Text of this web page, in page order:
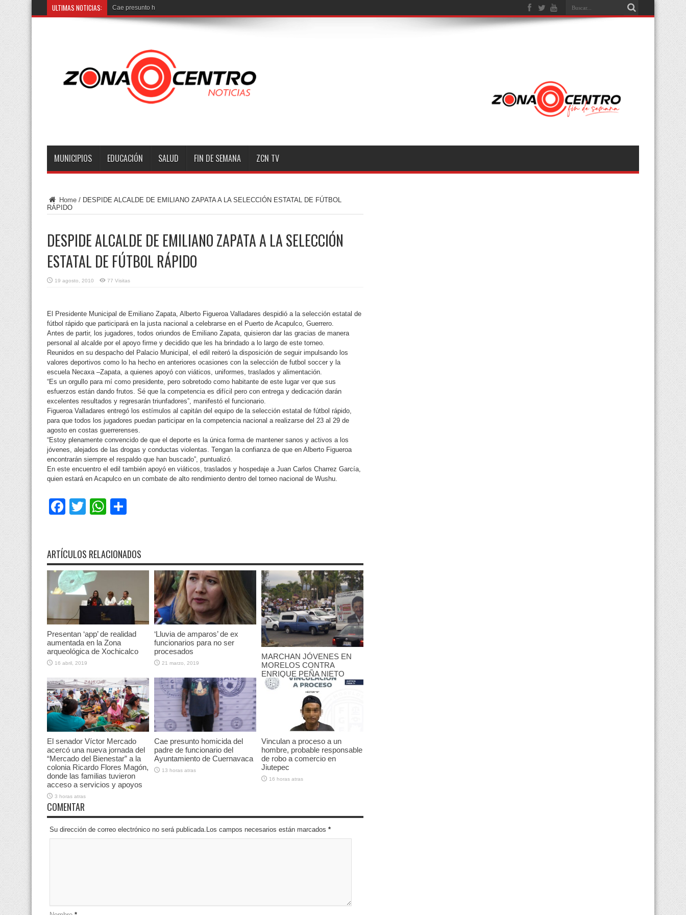
ULTIMAS NOTICIAS: Cae presunto homicida del padre de funcionario del
MUNICIPIOS EDUCACIÓN SALUD FIN DE SEMANA ZCN TV
Home / DESPIDE ALCALDE DE EMILIANO ZAPATA A LA SELECCIÓN ESTATAL DE FÚTBOL
RÁPIDO
DESPIDE ALCALDE DE EMILIANO ZAPATA A LA SELECCIÓN
ESTATAL DE FÚTBOL RÁPIDO
19 agosto, 2010 77 Visitas
El Presidente Municipal de Emiliano Zapata, Alberto Figueroa Valladares despidió a la selección estatal de
fútbol rápido que participará en la justa nacional a celebrarse en el Puerto de Acapulco, Guerrero.
Antes de partir, los jugadores, todos oriundos de Emiliano Zapata, quisieron dar las gracias de manera
personal al alcalde por el apoyo firme y decidido que les ha brindado a lo largo de este torneo.
Reunidos en su despacho del Palacio Municipal, el edil reiteró la disposición de seguir impulsando los
valores deportivos como lo ha hecho en anteriores ocasiones con la selección de futbol soccer y la
escuela Necaxa –Zapata, a quienes apoyó con viáticos, uniformes, traslados y alimentación.
“Es un orgullo para mí como presidente, pero sobretodo como habitante de este lugar ver que sus
esfuerzos están dando frutos. Sé que la competencia es difícil pero con entrega y dedicación darán
excelentes resultados y regresarán triunfadores”, manifestó el funcionario.
Figueroa Valladares entregó los estímulos al capitán del equipo de la selección estatal de fútbol rápido,
para que todos los jugadores puedan participar en la competencia nacional a realizarse del 23 al 29 de
agosto en costas guerrerenses.
“Estoy plenamente convencido de que el deporte es la única forma de mantener sanos y activos a los
jóvenes, alejados de las drogas y conductas violentas. Tengan la confianza de que en Alberto Figueroa
encontrarán siempre el respaldo que han buscado”, puntualizó.
En este encuentro el edil también apoyó en viáticos, traslados y hospedaje a Juan Carlos Charrez García,
quien estará en Acapulco en un combate de alto rendimiento dentro del torneo nacional de Wushu.
Facebook
TwitterWhatsApp
ARTÍCULOS RELACIONADOS
Presentan ‘app’ de realidad
aumentada en la Zona
arqueológica de Xochicalco
16 abril, 2019
‘Lluvia de amparos’ de ex
funcionarios para no ser
procesados
21 marzo, 2019
MARCHAN JÓVENES EN
MORELOS CONTRA
ENRIQUE PEÑA NIETO
25 mayo, 2012
El senador Víctor Mercado
acercó una nueva jornada del
“Mercado del Bienestar” a la
colonia Ricardo Flores Magón,
donde las familias tuvieron
acceso a servicios y apoyos
3 horas atras
Cae presunto homicida del
padre de funcionario del
Ayuntamiento de Cuernavaca
13 horas atras
Vinculan a proceso a un
hombre, probable responsable
de robo a comercio en
Jiutepec
16 horas atras
COMENTAR
Su dirección de correo electrónico no será publicada.Los campos necesarios están marcados *